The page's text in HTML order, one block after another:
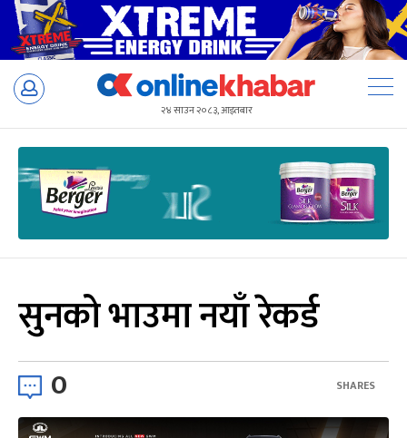
Skip
२४ साउन २०८३, आइतबार
सुनको भाउमा नयाँ रेकर्ड
0 SHARES